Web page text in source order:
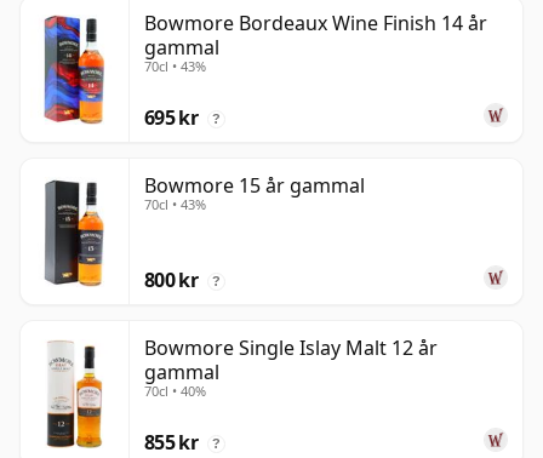
Bowmore Bordeaux Wine Finish 14 år
gammal
70cl • 43%
695 kr ?
Bowmore 15 år gammal
70cl • 43%
800 kr ?
Bowmore Single Islay Malt 12 år
gammal
70cl • 40%
855 kr ?